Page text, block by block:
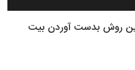
روش بدست آوردن بیت